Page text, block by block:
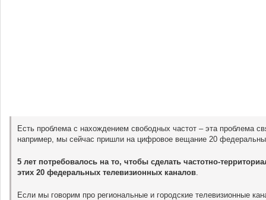
Есть проблема с нахождением свободных частот – эта проблема
например, мы сейчас пришли на цифровое вещание 20
5 лет потребовалось на то, чтобы сделать частотно-
этих 20 федеральных телевизионных каналов.
Если мы говорим про региональные и городские телевизионные